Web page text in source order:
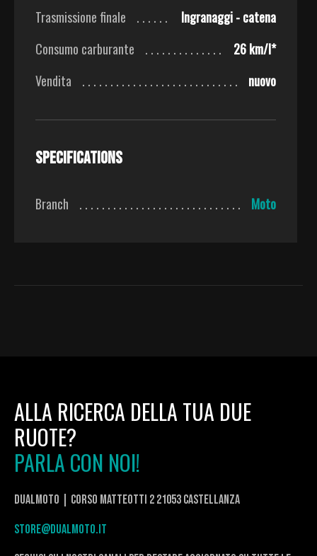
Trasmissione finale
Ingranaggi - catena
Consumo carburante
26 km/l*
Vendita
nuovo
Specifications
Branch Moto
ALLA RICERCA DELLA TUA DUE
RUOTE?
PARLA CON NOI!
DualMoto | corso Matteotti 2 21053 Castellanza
store@dualmoto.it